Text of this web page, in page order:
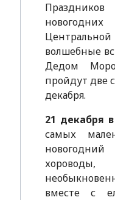
волшебные
Дедом
пройдут две
декабря.
21 декабря в
самых
вместе с